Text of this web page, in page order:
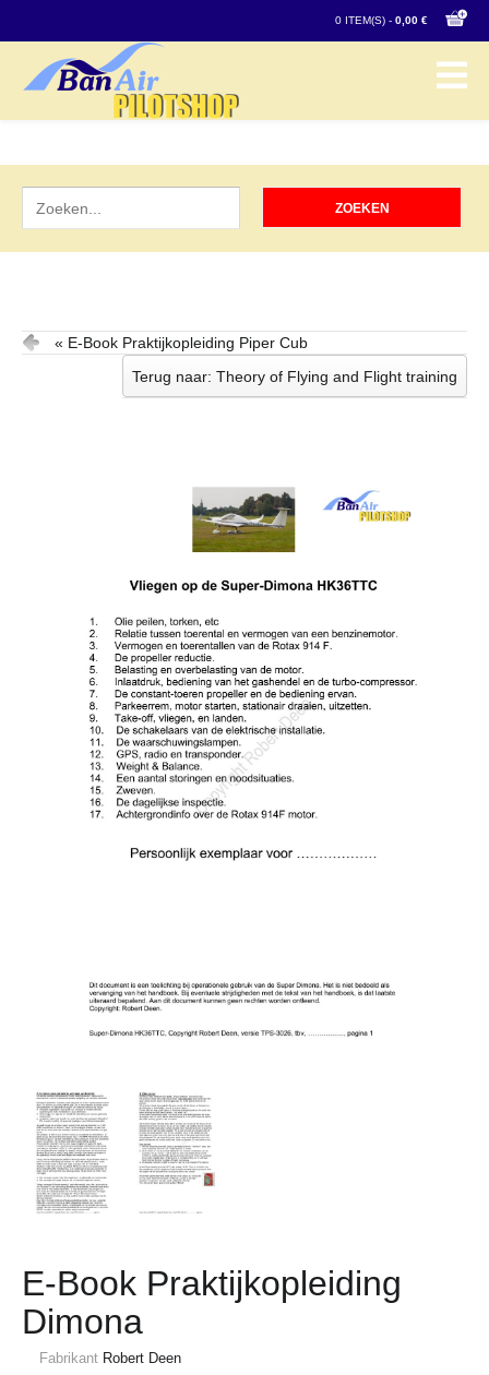
0 ITEM(S) - 0,00 €
« E-Book Praktijkopleiding Piper Cub
Terug naar: Theory of Flying and Flight training
E-Book Praktijkopleiding
Dimona
Fabrikant Robert Deen